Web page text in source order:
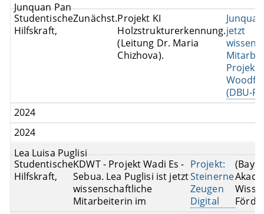
Junquan Pan
Studentische
Hilfskraft,
Zunächst.Projekt KI
Holzstrukturerkennung.
(Leitung Dr. Maria
Chizhova).
jetzt
Projekt
(DBU-
2024
2024
Lea Luisa Puglisi
Studentische
Hilfskraft,
KDWT - Projekt Wadi Es -
Sebua. Lea Puglisi ist jetzt
wissenschaftliche
Mitarbeiterin im
Projekt:
Steinerne
Zeugen
Digital